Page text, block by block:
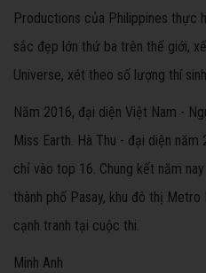
Productions của Philippines thực
sắc đẹp lớn thứ ba trên thế giới,
Universe, xét theo số lượng thí
Năm 2016, đại diện Việt Nam -
Miss Earth. Hà Thu - đại diện
chỉ vào top 16. Chung kết năm
thành phố Pasay, khu đô thị
cạnh tranh tại cuộc thi.
Minh Anh